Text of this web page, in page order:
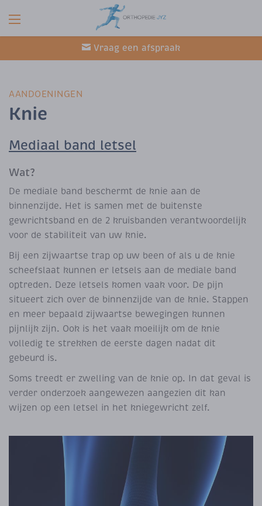
Vraag een afspraak
AANDOENINGEN
Knie
Mediaal band letsel
Wat?
De mediale band beschermt de knie aan de
binnenzijde. Het is samen met de buitenste
gewrichtsband en de 2 kruisbanden verantwoordelijk
voor de stabiliteit van uw knie.
Bij een zijwaartse trap op uw been of als u de knie
scheefslaat kunnen er letsels aan de mediale band
optreden. Deze letsels komen vaak voor. De pijn
situeert zich over de binnenzijde van de knie. Stappen
en meer bepaald zijwaartse bewegingen kunnen
pijnlijk zijn. Ook is het vaak moeilijk om de knie
volledig te strekken de eerste dagen nadat dit
gebeurd is.
Soms treedt er zwelling van de knie op. In dat geval is
verder onderzoek aangewezen aangezien dit kan
wijzen op een letsel in het kniegewricht zelf.